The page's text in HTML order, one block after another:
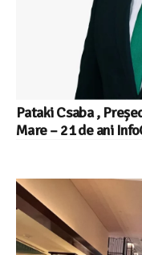
Pataki Csaba ,
Mare – 21 de ani